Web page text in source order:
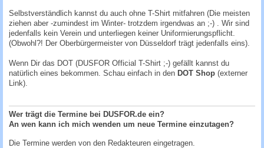
Selbstverständlich kannst du auch ohne T-Shirt mitfahren (Die meisten
ziehen aber -zumindest im Winter- trotzdem irgendwas an ;-) . Wir sind
jedenfalls kein Verein und unterliegen keiner Uniformierungspflicht.
(Obwohl?! Der Oberbürgermeister von Düsseldorf trägt jedenfalls eins).
Wenn Dir das DOT (DUSFOR Official T-Shirt ;-) gefällt kannst du
natürlich eines bekommen. Schau einfach in den DOT Shop (externer
Link).
Wer trägt die Termine bei DUSFOR.de ein?
An wen kann ich mich wenden um neue Termine einzutagen?
Die Termine werden von den Redakteuren eingetragen.